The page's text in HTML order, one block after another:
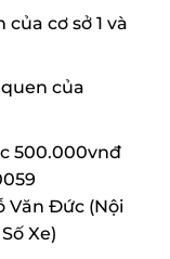
của cơ sở 1 và
của
500.000vnđ
Văn Đức (Nội
Xe)